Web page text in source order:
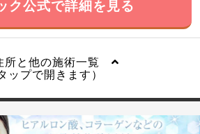
ク公式で詳細を見る
所と他の施術一覧
ップで開きます）